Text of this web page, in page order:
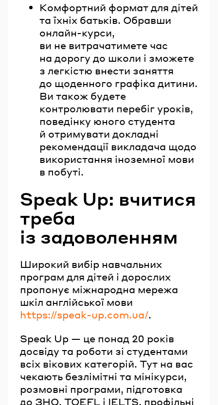
Комфортний формат для дітей
та їхніх батьків. Обравши
онлайн-курси,
ви не витрачатимете час
на дорогу до школи і зможете
з легкістю внести заняття
до щоденного графіка дитини.
Ви також будете
контролювати перебіг уроків,
поведінку юного студента
й отримувати докладні
рекомендації викладача щодо
використання іноземної мови
в побуті.
Speak Up: вчитися
треба
із задоволенням
Широкий вибір навчальних
програм для дітей і дорослих
пропонує міжнародна мережа
шкіл англійської мови
https://speak-up.com.ua/.
Speak Up — це понад 20 років
досвіду та роботи зі студентами
всіх вікових категорій. Тут на вас
чекають безлімітні та мінікурси,
розмовні програми, підготовка
до ЗНО, TOEFL і IELTS, профільні